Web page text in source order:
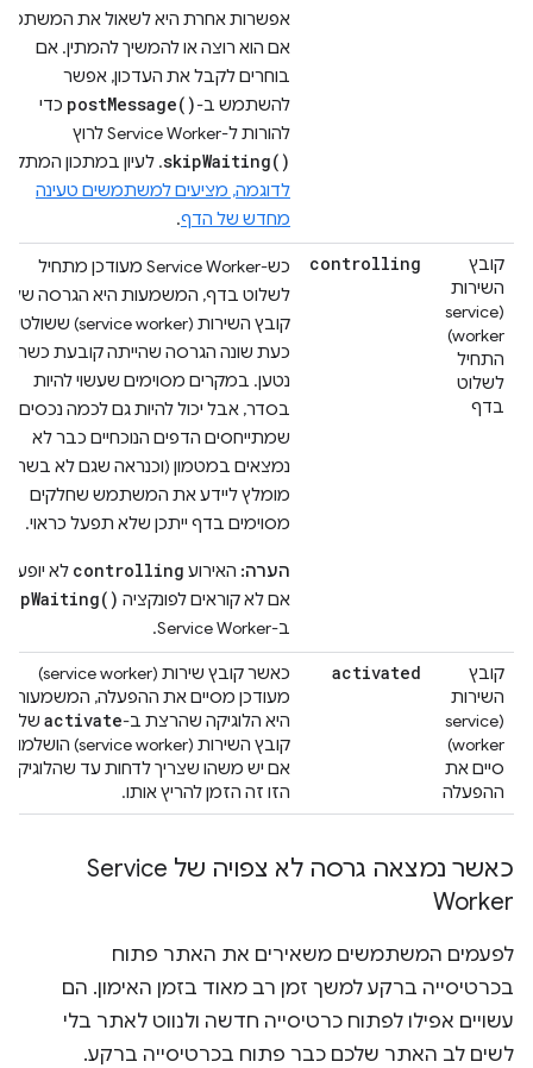
אפשרות אחרת היא לשאול את
אם הוא רוצה או להמשיך להמתין. אם
בוחרים לקבל את העדכון, אפשר
להשתמש ב-postMessage() כדי
להורות ל-Service Worker לרוץ
skipWaiting(). לעיון במתכון
לדוגמה, מציעים למשתמשים טעינה
מחדש של הדף.
קובץ
השירות
(service
worker)
התחיל
לשלוט
בדף
controlling
כש-Service Worker מעודכן מתחיל
לשלוט בדף, המשמעות היא הגרסה של
קובץ השירות (service worker) ששולטות
כעת שונה הגרסה שהייתה קובעת
נטען. במקרים מסוימים שעשוי להיות
בסדר, אבל יכול להיות גם לכמה נכסים
שמתייחסים הדפים הנוכחיים כבר לא
נמצאים במטמון (וכנראה שגם לא
מומלץ ליידע את המשתמש שחלקים
מסוימים בדף ייתכן שלא תפעל כראוי.
הערה: האירוע controlling לא יופעל
אם לא קוראים לפונקציה
ב-Service Worker.
קובץ
השירות
(service
worker)
סיים את
ההפעלה
activated
כאשר קובץ שירות (service worker)
מעודכן מסיים את ההפעלה, המשמעות
היא הלוגיקה שהרצת ב-activate של
קובץ השירות (service worker) הושלמו.
אם יש משהו שצריך לדחות עד שהלוגיקה
הזו זה הזמן להריץ אותו.
כאשר נמצאה גרסה לא צפויה של Service
Worker
לפעמים המשתמשים משאירים את האתר פתוח
בכרטיסייה ברקע למשך זמן רב מאוד בזמן האימון. הם
עשויים אפילו לפתוח כרטיסייה חדשה ולנווט לאתר בלי
לשים לב האתר שלכם כבר פתוח בכרטיסייה ברקע.